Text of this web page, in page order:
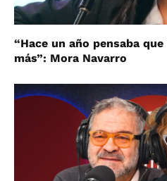
“Hace un año pensaba
más”: Mora Navarro